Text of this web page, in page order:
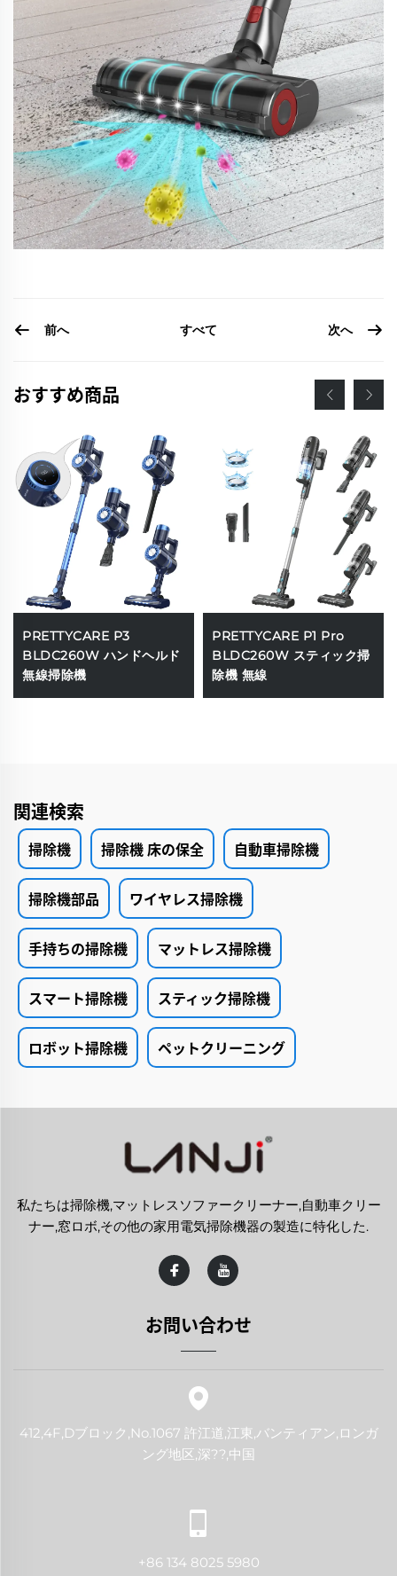
前へ すべて 次へ
おすすめ商品
PRETTYCARE P3
BLDC260W ハンドヘルド
無線掃除機
PRETTYCARE P1 Pro
BLDC260W スティック掃
除機 無線
関連検索
掃除機 掃除機 床の保全 自動車掃除機
掃除機部品 ワイヤレス掃除機
手持ちの掃除機 マットレス掃除機
スマート掃除機 スティック掃除機
ロボット掃除機 ペットクリーニング
私たちは掃除機,マットレスソファークリーナー,自動車クリー
ナー,窓ロボ,その他の家用電気掃除機器の製造に特化した.
お問い合わせ
412,4F,Dブロック,No.1067 許江道,江東,バンティアン,ロンガ
ング地区,深??,中国
+86 134 8025 5980